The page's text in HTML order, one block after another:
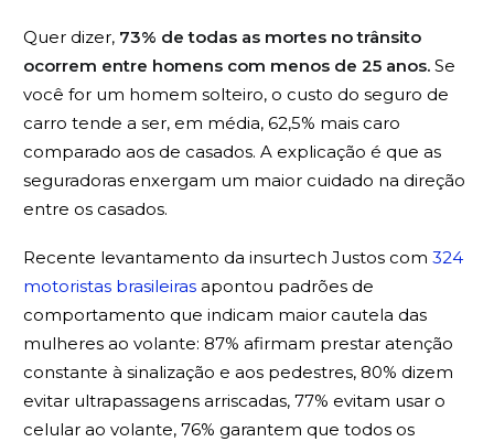
Quer dizer, 73% de todas as mortes no trânsito
ocorrem entre homens com menos de 25 anos. Se
você for um homem solteiro, o custo do seguro de
carro tende a ser, em média, 62,5% mais caro
comparado aos de casados. A explicação é que as
seguradoras enxergam um maior cuidado na direção
entre os casados.
Recente levantamento da insurtech Justos com 324
motoristas brasileiras apontou padrões de
comportamento que indicam maior cautela das
mulheres ao volante: 87% afirmam prestar atenção
constante à sinalização e aos pedestres, 80% dizem
evitar ultrapassagens arriscadas, 77% evitam usar o
celular ao volante, 76% garantem que todos os